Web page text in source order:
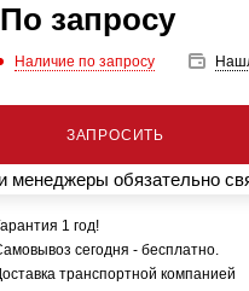
По запросу
Наличие по запросу
ЗАПРОСИТЬ
менеджеры обязательно
1 год!
сегодня - бесплатно.
транспортной компанией